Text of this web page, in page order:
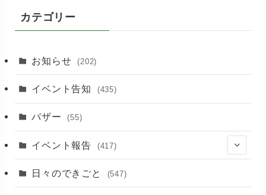
カテゴリー
お知らせ (202)
イベント告知 (435)
バザー (55)
イベント報告 (417)
(2)
日々のできごと (547)